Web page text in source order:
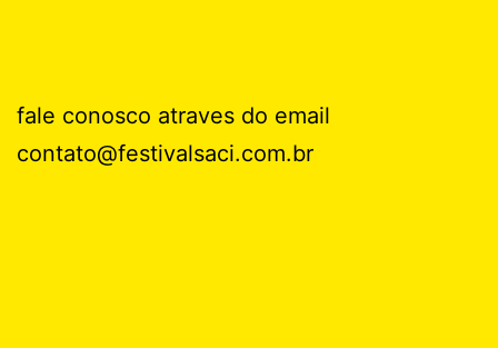
fale conosco atraves do email
contato@festivalsaci.com.br